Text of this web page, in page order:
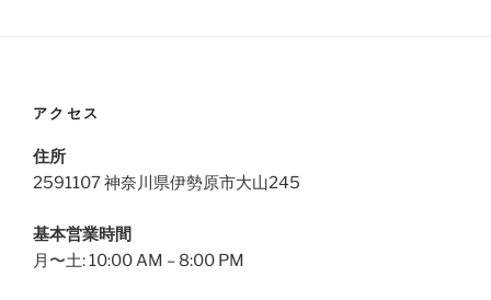
アクセス
住所
2591107 神奈川県伊勢原市大山245
基本営業時間
月〜土: 10:00 AM – 8:00 PM